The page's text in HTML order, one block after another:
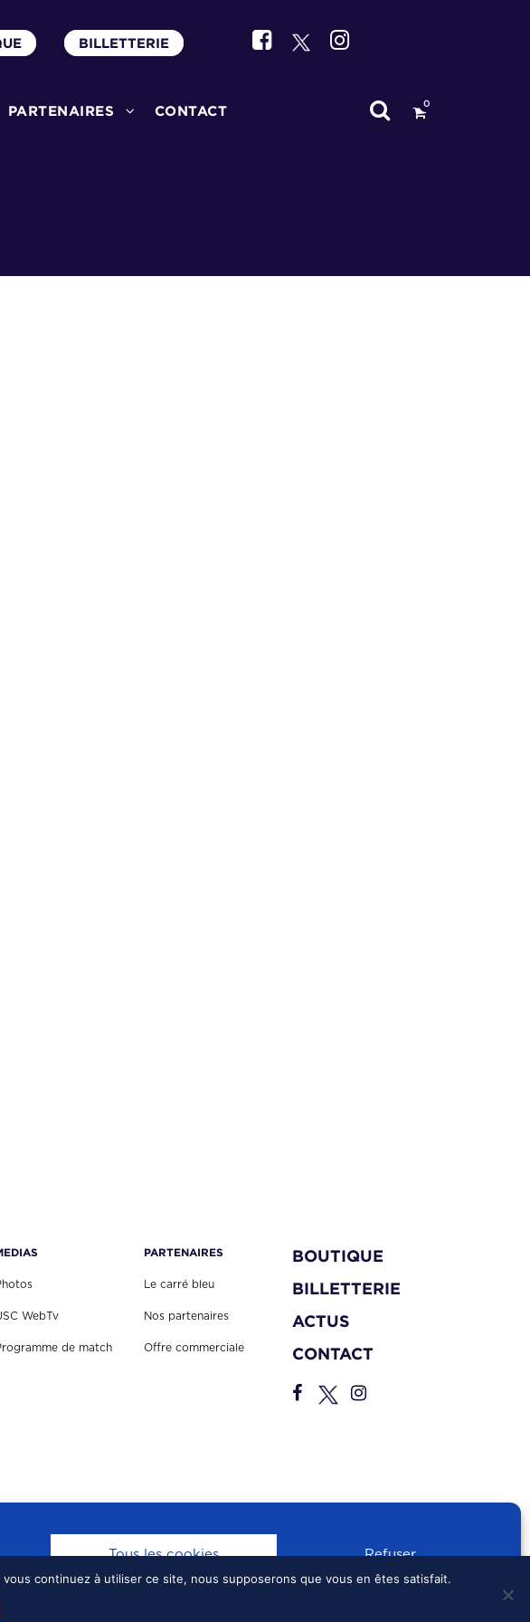
Tous les cookies Refuser
BILLETTERIE
PARTENAIRES CONTACT 0
WebTv
de match
PARTENAIRES
Le carré bleu
Nos partenaires
Offre commerciale
BOUTIQUE
BILLETTERIE
ACTUS
CONTACT
CONFIDENTIALITÉ
continuez à utiliser ce site, nous supposerons que vous en êtes satisfait.